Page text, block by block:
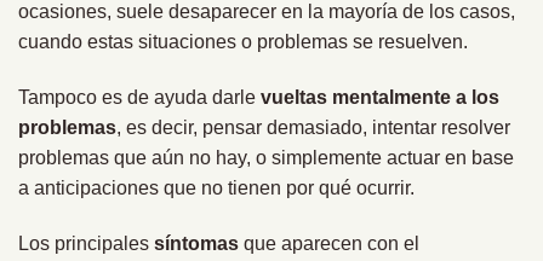
ocasiones, suele desaparecer en la mayoría de los casos,
cuando estas situaciones o problemas se resuelven.
Tampoco es de ayuda darle vueltas mentalmente a los
problemas, es decir, pensar demasiado, intentar resolver
problemas que aún no hay, o simplemente actuar en base
a anticipaciones que no tienen por qué ocurrir.
Los principales síntomas que aparecen con el